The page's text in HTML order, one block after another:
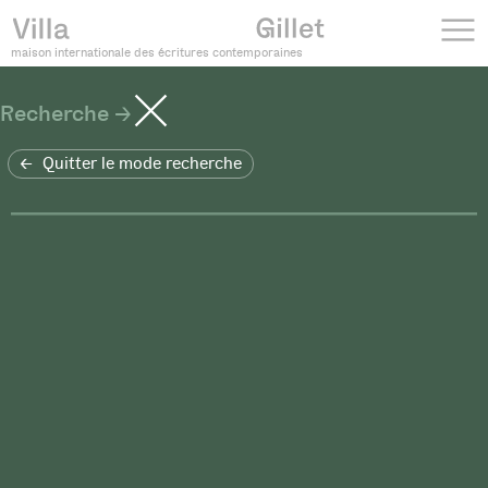
maison internationale des écritures contemporaines
Recherche
Quitter le mode recherche